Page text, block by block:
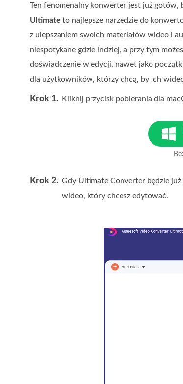
Ten fenomenalny konwerter jest już
Ultimate to najlepsze narzędzie do
z ulepszaniem swoich materiałów wideo i
niespotykane gdzie indziej, a przy tym
doświadczenie w edycji, nawet jako
dla użytkowników, którzy chcą, by ich
Krok 1. Kliknij przycisk pobierania dla
Krok 2. Gdy Ultimate Converter będzie
wideo, który chcesz edytować.